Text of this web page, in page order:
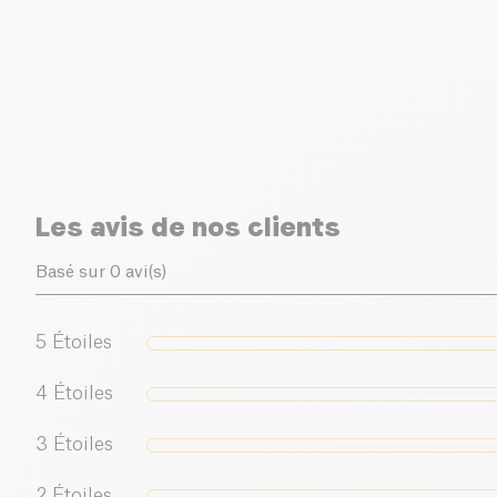
Les avis de nos clients
Basé sur 0 avi(s)
5 Étoiles
4 Étoiles
3 Étoiles